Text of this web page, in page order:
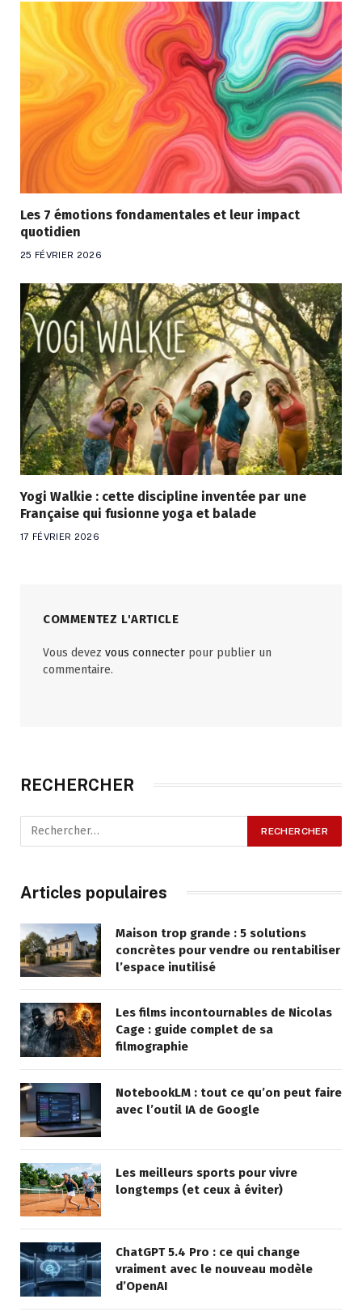
Les 7 émotions fondamentales et leur impact
quotidien
25 FÉVRIER 2026
Yogi Walkie : cette discipline inventée par une
Française qui fusionne yoga et balade
17 FÉVRIER 2026
COMMENTEZ L'ARTICLE
Vous devez vous connecter pour publier un
commentaire.
RECHERCHER
Articles populaires
Maison trop grande : 5 solutions
concrètes pour vendre ou rentabiliser
l’espace inutilisé
Les films incontournables de Nicolas
Cage : guide complet de sa
filmographie
NotebookLM : tout ce qu’on peut faire
avec l’outil IA de Google
Les meilleurs sports pour vivre
longtemps (et ceux à éviter)
ChatGPT 5.4 Pro : ce qui change
vraiment avec le nouveau modèle
d’OpenAI